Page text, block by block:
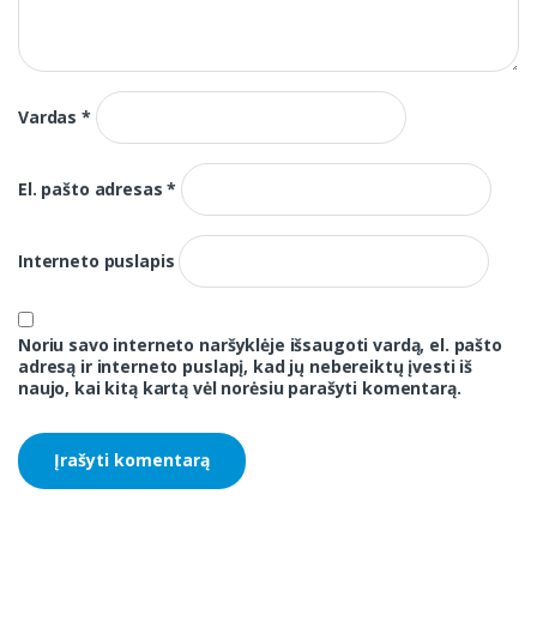
Vardas*
El. pašto adresas*
Interneto puslapis
Noriu savo interneto naršyklėje išsaugoti vardą, el. pašto
adresą ir interneto puslapį, kad jų nebereiktų įvesti iš
naujo, kai kitą kartą vėl norėsiu parašyti komentarą.